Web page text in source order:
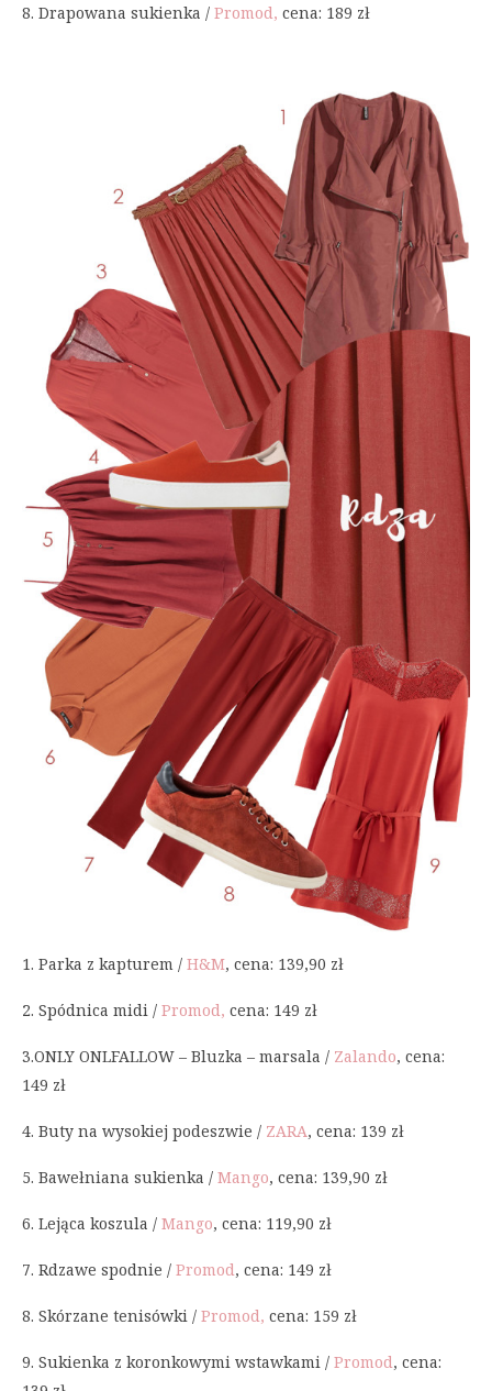
8. Drapowana sukienka / Promod, cena: 189 zł
1. Parka z kapturem / H&M, cena: 139,90 zł
2. Spódnica midi / Promod, cena: 149 zł
3.ONLY ONLFALLOW – Bluzka – marsala / Zalando, cena:
149 zł
4. Buty na wysokiej podeszwie / ZARA, cena: 139 zł
5. Bawełniana sukienka / Mango, cena: 139,90 zł
6. Lejąca koszula / Mango, cena: 119,90 zł
7. Rdzawe spodnie / Promod, cena: 149 zł
8. Skórzane tenisówki / Promod, cena: 159 zł
9. Sukienka z koronkowymi wstawkami / Promod, cena: